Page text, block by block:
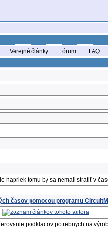
Verejné články fórum FAQ
napriek tomu by sa nemali stratiť v
časov pomocou programu
podkladov potrebných na